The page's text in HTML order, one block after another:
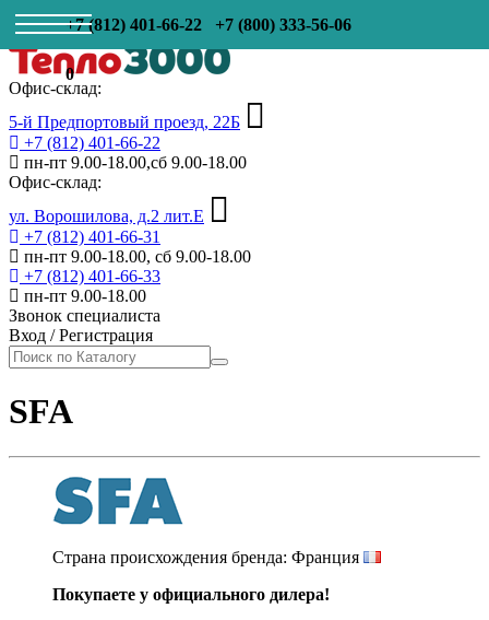
+7 (812) 401-66-22 +7 (800) 333-56-06
0
Офис-склад:
5-й Предпортовый проезд, 22Б
+7 (812) 401-66-22
пн-пт 9.00-18.00,сб 9.00-18.00
Офис-склад:
ул. Ворошилова, д.2 лит.Е
+7 (812) 401-66-31
пн-пт 9.00-18.00, сб 9.00-18.00
+7 (812) 401-66-33
пн-пт 9.00-18.00
Звонок специалиста
Вход /Регистрация
SFA
Страна происхождения бренда: Франция
Покупаете у официального дилера!